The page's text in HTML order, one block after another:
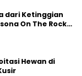
dari Ketinggian
On The Rock
Daun
Hewan di